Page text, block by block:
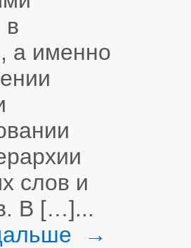
в
а именно
слов и
В […]...
→